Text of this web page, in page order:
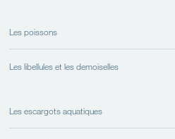
Les poissons
Les libellules et les demoiselles
Les escargots aquatiques